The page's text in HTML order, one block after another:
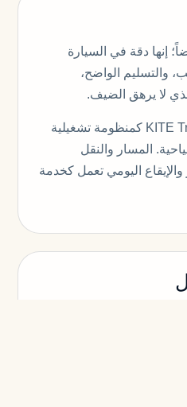
إنها دقة في السيارة
والتسليم الواضح،
الذي لا يرهق الضيف.
تتعامل KITE مع عن KITE Travel كمنظومة تشغيلية
المسار والنقل
اليومي تعمل كخدمة